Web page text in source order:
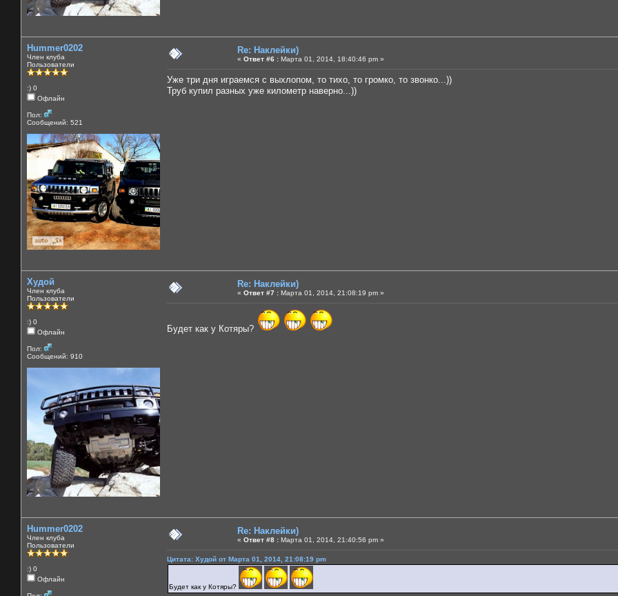
Hummer0202
Член клуба
Пользователи
:) 0
Офлайн
Пол:
Сообщений: 521
Re: Наклейки)
« Ответ #6 : Марта 01, 2014, 18:40:46 pm »
Уже три дня играемся с выхлопом, то тихо, то громко, то звонко...))
Труб купил разных уже километр наверно...))
Худой
Член клуба
Пользователи
:) 0
Офлайн
Пол:
Сообщений: 910
Re: Наклейки)
« Ответ #7 : Марта 01, 2014, 21:08:19 pm »
Будет как у Котяры?
Hummer0202
Член клуба
Пользователи
:) 0
Офлайн
Re: Наклейки)
« Ответ #8 : Марта 01, 2014, 21:40:56 pm »
Цитата: Худой от Марта 01, 2014, 21:08:19 pm
Будет как у Котяры?